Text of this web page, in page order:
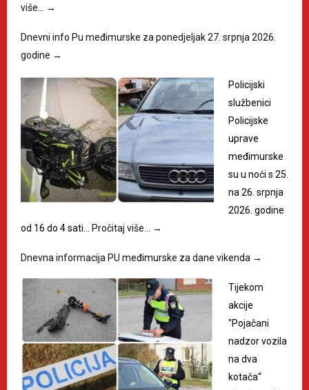
više… →
Dnevni info Pu međimurske za ponedjeljak 27. srpnja 2026.
godine →
Policijski
službenici
Policijske
uprave
međimurske
su u noći s 25.
na 26. srpnja
2026. godine
od 16 do 4 sati… Pročitaj više… →
Dnevna informacija PU međimurske za dane vikenda →
Tijekom
akcije
"Pojačani
nadzor vozila
na dva
kotača“